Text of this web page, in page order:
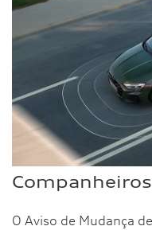
O Aviso de Mudança